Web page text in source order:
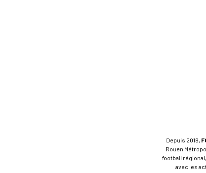
Depuis 2018,
Rouen
football
avec les